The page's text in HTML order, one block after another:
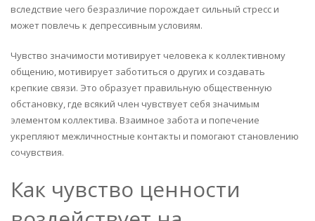
вследствие чего безразличие порождает сильный стресс и
может повлечь к депрессивным условиям.
Чувство значимости мотивирует человека к коллективному
общению, мотивирует заботиться о других и создавать
крепкие связи. Это образует правильную общественную
обстановку, где всякий член чувствует себя значимым
элементом коллектива. Взаимное забота и попечение
укрепляют межличностные контакты и помогают становлению
сочувствия.
Как чувство ценности